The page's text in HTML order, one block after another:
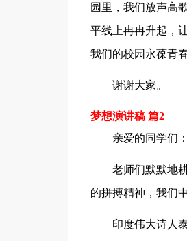
园里，我们放声高
平线上冉冉升起，
我们的校园永葆青
谢谢大家。
梦想演讲稿 篇2
亲爱的同学们：
老师们默默地
的拼搏精神，我们
印度伟大诗人